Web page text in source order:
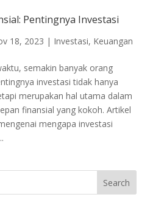
Pentingnya Investasi
18, 2023 | Investasi, Keuangan
semakin banyak orang
investasi tidak hanya
merupakan hal utama dalam
finansial yang kokoh. Artikel
mengapa investasi
Search